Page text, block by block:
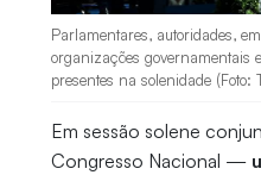
Parlamentares, autoridades,
organizações governamentais
presentes na solenidade (Foto:
Em sessão solene
Congresso Nacional —